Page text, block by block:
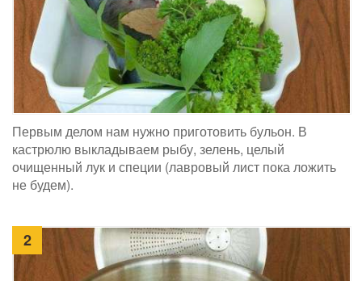
Первым делом нам нужно приготовить бульон. В
кастрюлю выкладываем рыбу, зелень, целый
очищенный лук и специи (лавровый лист пока ложить
не будем).
2